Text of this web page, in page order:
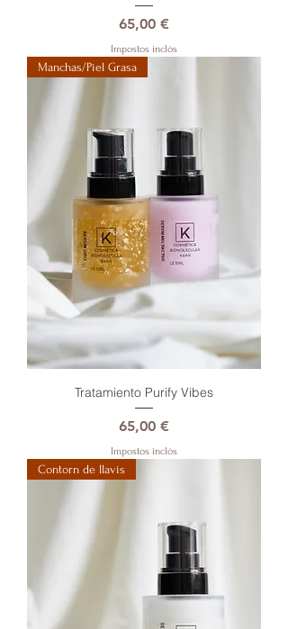
Preu
65,00 €
Impostos inclòs
Manchas/Piel Grasa
Tratamiento Purify Vibes
Preu
65,00 €
Impostos inclòs
Contorn de llavis